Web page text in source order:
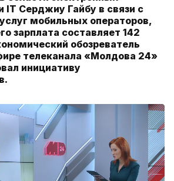
IT Серджиу Гайбу в связи с
мобильных операторов,
зарплата составляет 142
обозреватель
телеканала «Молдова 24»
инициативу